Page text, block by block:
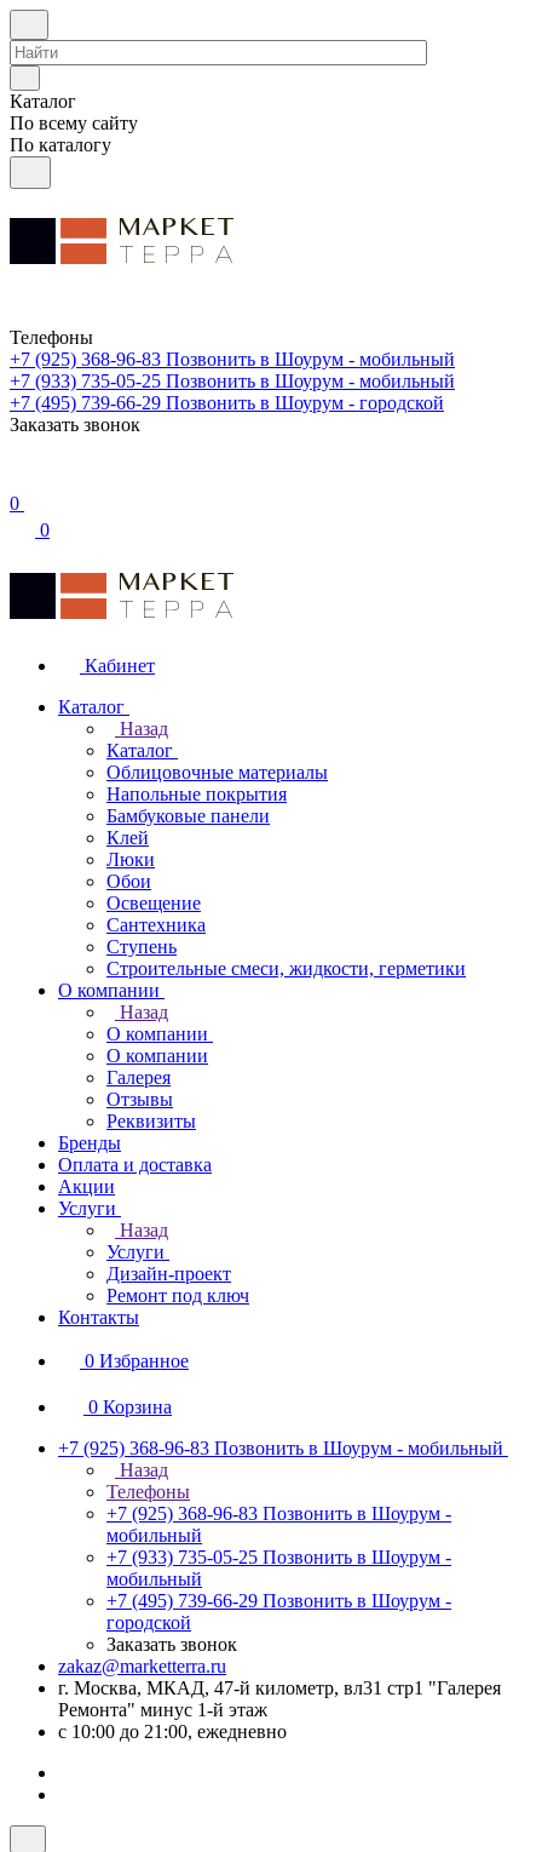
Каталог
По всему сайту
По каталогу
Телефоны
+7 (925) 368-96-83 Позвонить в Шоурум - мобильный
+7 (933) 735-05-25 Позвонить в Шоурум - мобильный
+7 (495) 739-66-29 Позвонить в Шоурум - городской
Заказать звонок
0
0
Кабинет
Каталог
Назад
Каталог
Облицовочные материалы
Напольные покрытия
Бамбуковые панели
Клей
Люки
Обои
Освещение
Сантехника
Ступень
Строительные смеси, жидкости, герметики
О компании
Назад
О компании
О компании
Галерея
Отзывы
Реквизиты
Бренды
Оплата и доставка
Акции
Услуги
Назад
Услуги
Дизайн-проект
Ремонт под ключ
Контакты
0 Избранное
0 Корзина
+7 (925) 368-96-83 Позвонить в Шоурум - мобильный
Назад
Телефоны
+7 (925) 368-96-83 Позвонить в Шоурум -
мобильный
+7 (933) 735-05-25 Позвонить в Шоурум -
мобильный
+7 (495) 739-66-29 Позвонить в Шоурум -
городской
Заказать звонок
zakaz@marketterra.ru
г. Москва, МКАД, 47-й километр, вл31 стр1 "Галерея
Ремонта" минус 1-й этаж
с 10:00 до 21:00, ежедневно